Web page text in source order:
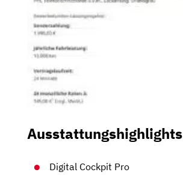
Ausstattungshighlights
Digital Cockpit Pro